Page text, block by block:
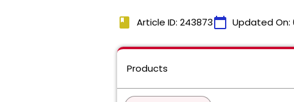
book Article ID: 243873calendar_today Updated On:
Products